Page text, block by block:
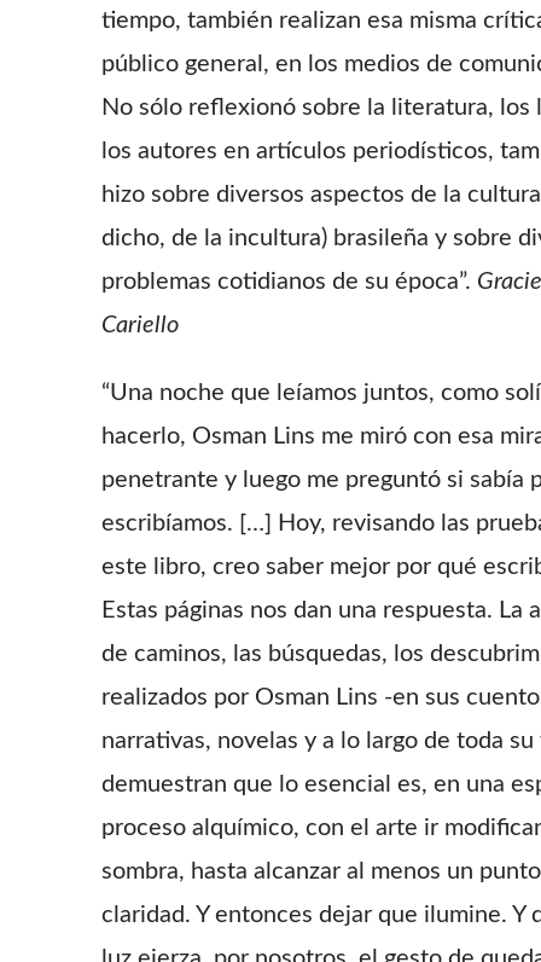
tiempo, también realizan esa misma
público general, en los medios de
No sólo reflexionó sobre la literatura, los
los autores en artículos periodísticos,
hizo sobre diversos aspectos de la
dicho, de la incultura) brasileña y sobre
problemas cotidianos de su época”.
Cariello
“Una noche que leíamos juntos, como
hacerlo, Osman Lins me miró con esa
penetrante y luego me preguntó si sabía
escribíamos. […] Hoy, revisando las
este libro, creo saber mejor por qué
Estas páginas nos dan una respuesta. La
de caminos, las búsquedas, los
realizados por Osman Lins -en sus
narrativas, novelas y a lo largo de toda su
demuestran que lo esencial es, en una
proceso alquímico, con el arte ir
sombra, hasta alcanzar al menos un
claridad. Y entonces dejar que ilumine. Y